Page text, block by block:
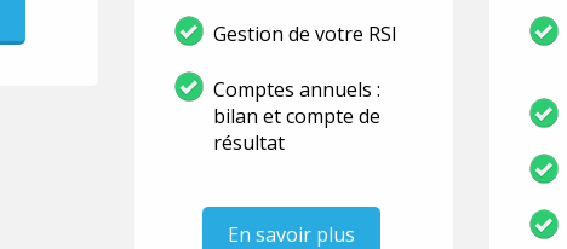
Gestion de votre RSI
Comptes annuels :
bilan et compte de
résultat
En savoir plus